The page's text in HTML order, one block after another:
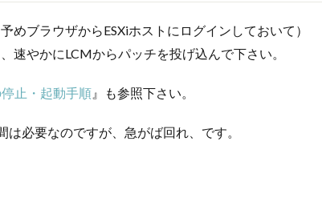
めブラウザからESXiホストにログインしておいて）
速やかにLCMからパッチを投げ込んで下さい。
止・起動手順 』も参照下さい。
必要なのですが、急がば回れ、です。